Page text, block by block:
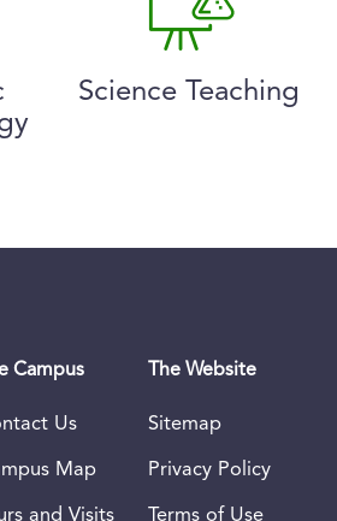
Science Teaching
Campus
Us
Map
and Visits
The Website
Sitemap
Privacy Policy
Terms of Use